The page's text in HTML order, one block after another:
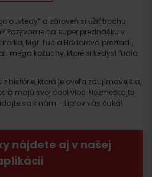
„vtedy“ a zároveň si užiť trochu
Pozývame na super prednášku v
Mgr. Lucia Hodorová prezradí,
mega kožuchy, ktoré si kedysi ľudia
histórie, ktorá je oveľa zaujímavejšia,
majú svoj cool vibe. Nezmeškajte
sa k nám – Liptov vás čaká!
nájdete aj v našej